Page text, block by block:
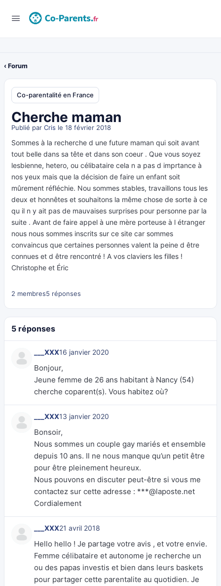
‹ Forum
Co-parentalité en France
Cherche maman
Publié par Cris le 18 février 2018
Sommes à la recherche d une future maman qui soit avant
tout belle dans sa tête et dans son coeur . Que vous soyez
lesbienne, hetero, ou célibataire cela n a pas d imprtance à
nos yeux mais que la décision de faire un enfant soit
mûrement réfléchie. Nou sommes stables, travaillons tous les
deux et honnêtes et souhaitons la même chose de sorte à ce
qu il n y ait pas de mauvaises surprises pour personne par la
suite . Avant de faire appel à une mère porteuse à l étranger
nous nous sommes inscrits sur ce site car sommes
convaincus que certaines personnes valent la peine d être
connues et d être rencontré ! A vos claviers les filles !
Christophe et Éric
2 membres5 réponses
5 réponses
___XXX16 janvier 2020
Bonjour,
Jeune femme de 26 ans habitant à Nancy (54)
cherche coparent(s). Vous habitez où?
___XXX13 janvier 2020
Bonsoir,
Nous sommes un couple gay mariés et ensemble
depuis 10 ans. Il ne nous manque qu’un petit être
pour être pleinement heureux.
Nous pouvons en discuter peut-être si vous me
contactez sur cette adresse : ***@laposte.net
Cordialement
___XXX21 avril 2018
Hello hello ! Je partage votre avis , et votre envie.
Femme célibataire et autonome je recherche un
ou des papas investis et bien dans leurs baskets
pour partager cette parentalite au quotidien. Je